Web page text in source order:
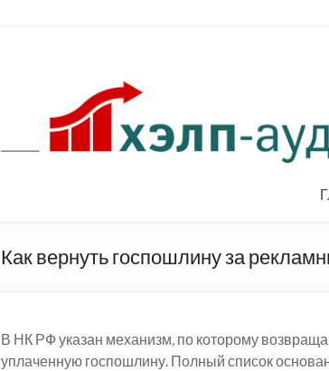
Как вернуть госпошлину за
В НК РФ указан механизм, по которому
уплаченную госпошлину. Полный список